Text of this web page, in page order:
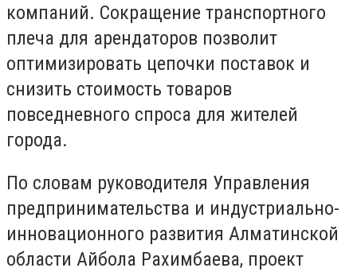
компаний. Сокращение транспортного
плеча для арендаторов позволит
оптимизировать цепочки поставок и
снизить стоимость товаров
повседневного спроса для жителей
города.
По словам руководителя Управления
предпринимательства и индустриально-
инновационного развития Алматинской
области Айбола Рахимбаева, проект